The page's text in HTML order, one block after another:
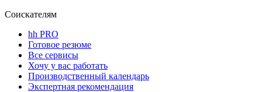
Соискателям
hh PRO
Готовое резюме
Все сервисы
Хочу у вас работать
Производственный календарь
Экспертная рекомендация